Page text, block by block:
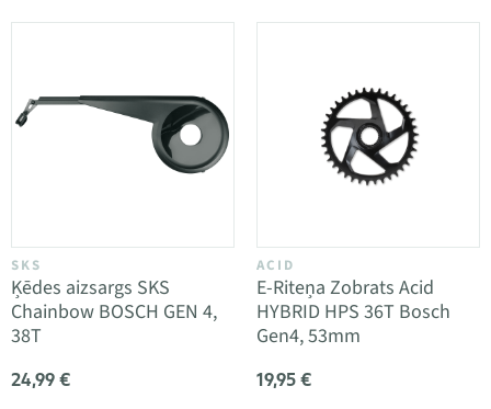
SKS
Ķēdes aizsargs SKS
Chainbow BOSCH GEN 4,
38T
24,99 €
ACID
E-Riteņa Zobrats Acid
HYBRID HPS 36T Bosch
Gen4, 53mm
19,95 €